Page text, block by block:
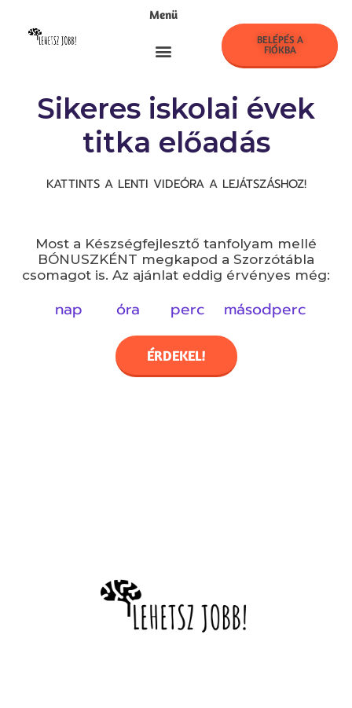
Menü
BELÉPÉS A
FIÓKBA
Sikeres iskolai évek
titka előadás
KATTINTS A LENTI VIDEÓRA A LEJÁTSZÁSHOZ!
Most a Készségfejlesztő tanfolyam mellé
BÓNUSZKÉNT megkapod a Szorzótábla
csomagot is. Az ajánlat eddig érvényes még:
nap óra perc másodperc
ÉRDEKEL!